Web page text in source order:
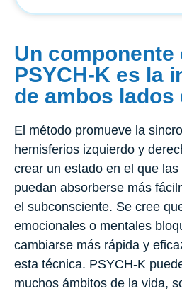
Un componente
PSYCH-K es la
de ambos lados
El método promueve la
hemisferios izquierdo y
crear un estado en el que
puedan absorberse más
el subconsciente. Se cree
emocionales o mentales
cambiarse más rápida y
esta técnica. PSYCH-K
muchos ámbitos de la vida,